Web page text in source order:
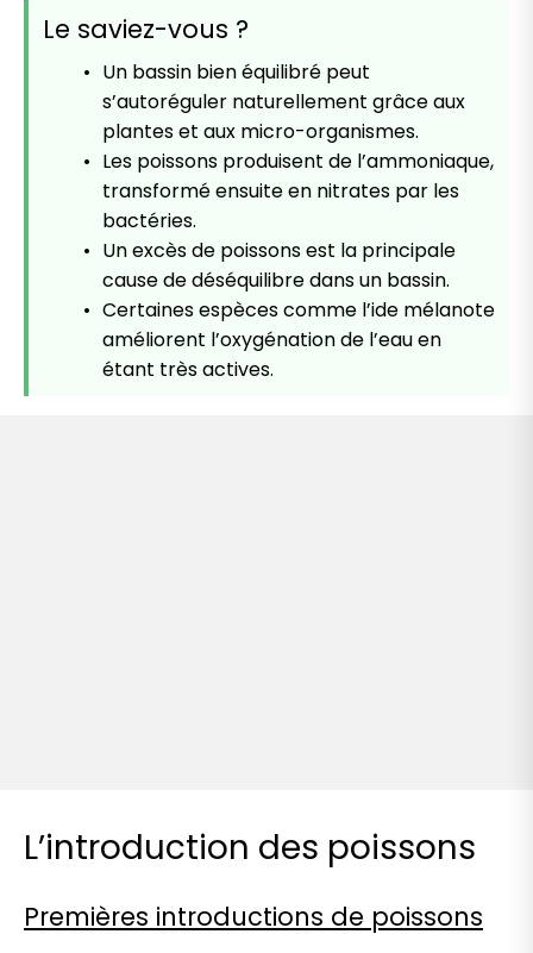
Le saviez-vous ?
Un bassin bien équilibré peut
s’autoréguler naturellement grâce aux
plantes et aux micro-organismes.
Les poissons produisent de l’ammoniaque,
transformé ensuite en nitrates par les
bactéries.
Un excès de poissons est la principale
cause de déséquilibre dans un bassin.
Certaines espèces comme l’ide mélanote
améliorent l’oxygénation de l’eau en
étant très actives.
L’introduction des poissons
Premières introductions de poissons